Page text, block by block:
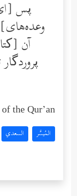
پس
وعده‌های‌]
آن
the Qur’an:
المُيسَّر السعدي